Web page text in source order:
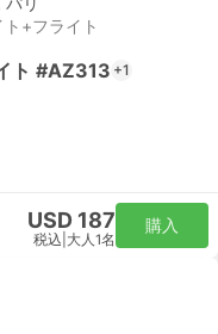
+フライト
ト #AZ313 +1
USD 187
税込 大人1名
購入